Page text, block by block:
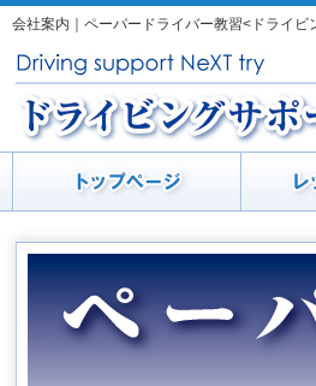
会社案内｜ペーパードライバー教習<ドライ